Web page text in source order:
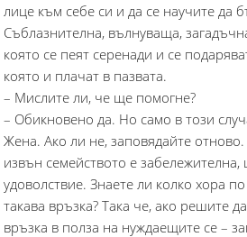
лице към себе си и да се научите да
Съблазнителна, вълнуваща,
която се пеят серенади и се
която и плачат в пазвата.
– Мислите ли, че ще помогне?
– Обикновено да. Но само в този
Жена. Ако ли не, заповядайте
извън семейството е
удоволствие. Знаете ли колко хора
такава връзка? Така че, ако решите
връзка в полза на нуждаещите се –